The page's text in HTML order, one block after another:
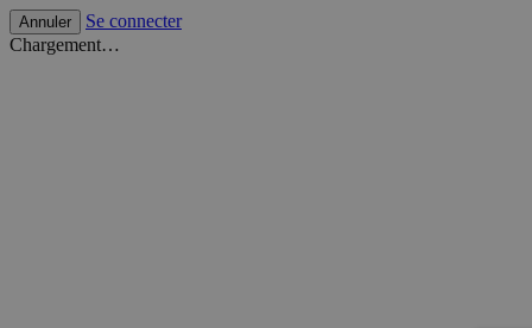
Annuler
Se connecter
Chargement…